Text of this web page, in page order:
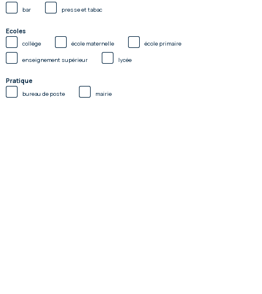
bar presse et tabac
Ecoles
collège école maternelle école primaire
enseignement supérieur lycée
Pratique
bureau de poste mairie